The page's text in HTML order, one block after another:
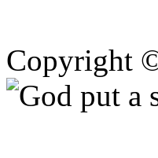
Copyright